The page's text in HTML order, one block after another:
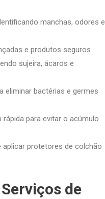
manchas, odores e
e produtos seguros
sujeira, ácaros e
eliminar bactérias e germes
para evitar o acúmulo
aplicar protetores de colchão
de